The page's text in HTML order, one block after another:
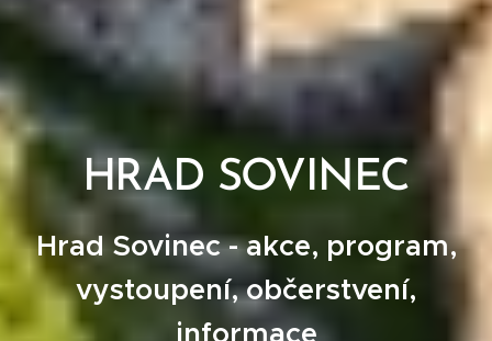
HRAD SOVINEC
Hrad Sovinec - akce, program,
vystoupení, občerstvení,
informace